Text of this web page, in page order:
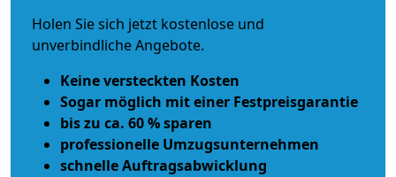
Holen Sie sich jetzt kostenlose und
unverbindliche Angebote.
Keine versteckten Kosten
Sogar möglich mit einer Festpreisgarantie
bis zu ca. 60 % sparen
professionelle Umzugsunternehmen
schnelle Auftragsabwicklung